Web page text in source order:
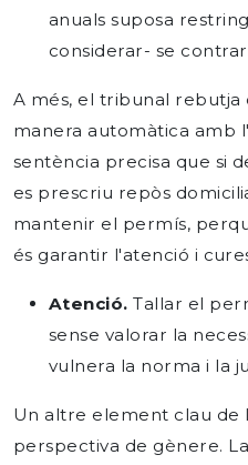
anuals suposa
considerar- se
A més, el tribunal rebutja
manera automàtica amb
sentència precisa que si
es prescriu repòs
mantenir el permís,
és garantir l'atenció i
Atenció.Tallar el
sense valorar la
vulnera la norma i la
Un altre element clau de
perspectiva de gènere.